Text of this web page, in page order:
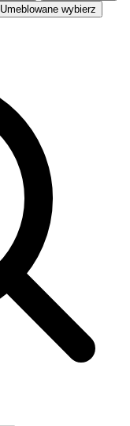
Umeblowane wybierz